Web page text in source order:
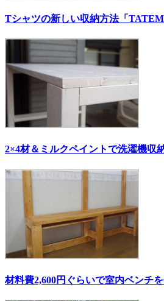
Tシャツの新しい収納方法「
2×4材＆ミルクペイントで洗濯機収
材料費2,600円ぐらいで室内ベンチ